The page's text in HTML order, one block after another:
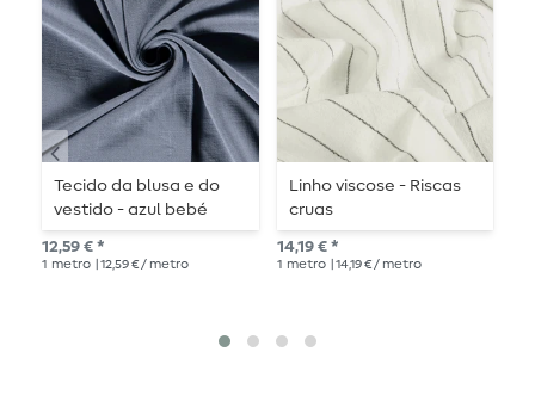
Tecido da blusa e do
vestido - azul bebé
12,59 € *
1 metro | 12,59 € / metro
Linho viscose - Riscas
cruas
14,19 € *
1 metro | 14,19 € / metro